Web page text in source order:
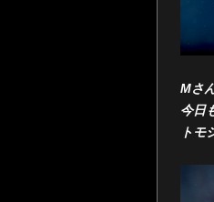
Mさ
今日
トモ